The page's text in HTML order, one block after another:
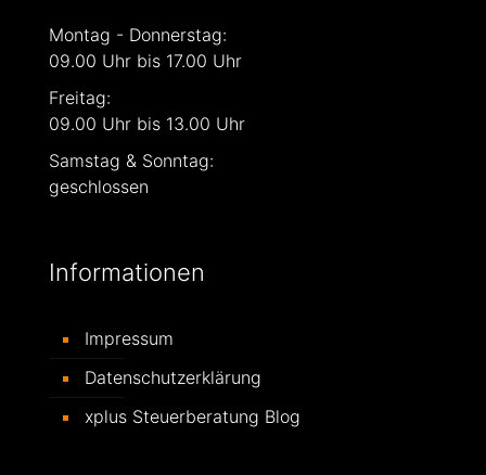
Montag - Donnerstag:
09.00 Uhr bis 17.00 Uhr
Freitag:
09.00 Uhr bis 13.00 Uhr
Samstag & Sonntag:
geschlossen
Informationen
Impressum
Datenschutzerklärung
xplus Steuerberatung Blog